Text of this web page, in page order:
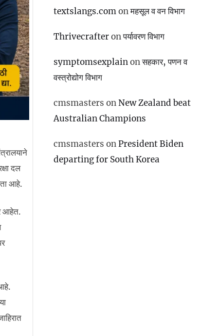
दल
आहे.
आहेत.
textslangs.comonमहसूल व वन विभाग
Thrivecrafteronपर्यावरण विभाग
symptomsexplainonसहकार, पणन व
वस्‍त्रोद्योग विभाग
cmsmasters onNew Zealand beat
Australian Champions
cmsmasters onPresident Biden
departing for South Korea